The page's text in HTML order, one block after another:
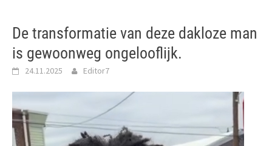
De transformatie van deze dakloze man
is gewoonweg ongelooflijk.
24.11.2025 Editor7